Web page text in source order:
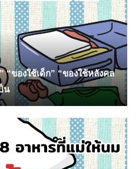
ก” “ของใช้หลังคล
น